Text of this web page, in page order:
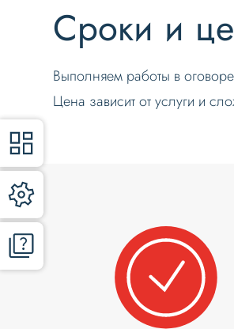
Сроки и
Выполняем работы в
Цена зависит от услуги и